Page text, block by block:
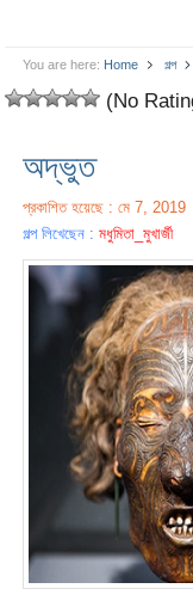
You are here: Home গল্প
(No
অদ্ভুত
প্রকাশিত হয়েছে : মে 7, 2019
গল্প লিখেছেন :মধুমিতা_মুখার্জী